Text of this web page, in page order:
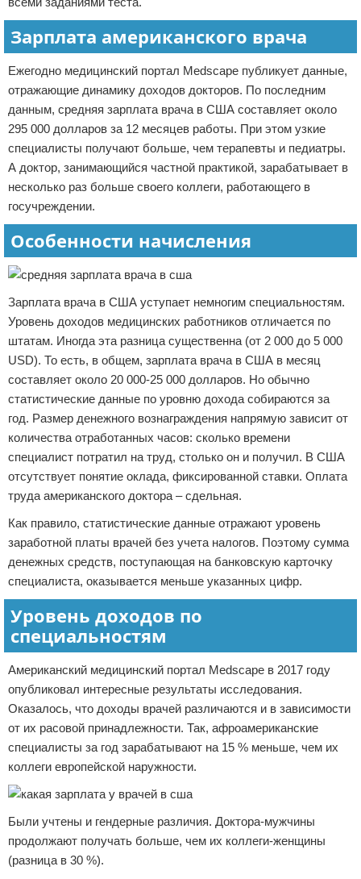
Зарплата американского врача
Ежегодно медицинский портал Medscape публикует данные,
отражающие динамику доходов докторов. По последним
данным, средняя зарплата врача в США составляет около
295 000 долларов за 12 месяцев работы. При этом узкие
специалисты получают больше, чем терапевты и педиатры.
А доктор, занимающийся частной практикой, зарабатывает в
несколько раз больше своего коллеги, работающего в
госучреждении.
Особенности начисления
Зарплата врача в США уступает немногим специальностям.
Уровень доходов медицинских работников отличается по
штатам. Иногда эта разница существенна (от 2 000 до 5 000
USD). То есть, в общем, зарплата врача в США в месяц
составляет около 20 000-25 000 долларов. Но обычно
статистические данные по уровню дохода собираются за
год. Размер денежного вознаграждения напрямую зависит от
количества отработанных часов: сколько времени
специалист потратил на труд, столько он и получил. В США
отсутствует понятие оклада, фиксированной ставки. Оплата
труда американского доктора – сдельная.
Как правило, статистические данные отражают уровень
заработной платы врачей без учета налогов. Поэтому сумма
денежных средств, поступающая на банковскую карточку
специалиста, оказывается меньше указанных цифр.
Уровень доходов по
специальностям
Американский медицинский портал Medscape в 2017 году
опубликовал интересные результаты исследования.
Оказалось, что доходы врачей различаются и в зависимости
от их расовой принадлежности. Так, афроамериканские
специалисты за год зарабатывают на 15 % меньше, чем их
коллеги европейской наружности.
Были учтены и гендерные различия. Доктора-мужчины
продолжают получать больше, чем их коллеги-женщины
(разница в 30 %).